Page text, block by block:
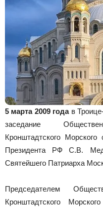
Общественно-
Морского собора, Фонд
выражают искреннюю
признатекльность
духовной
ВНЕСТИ
5 марта 2009 годав
заседание
Кронштадтского
Президента РФ С.В.
Святейшего Патриарха
Председателем
Кронштадтского